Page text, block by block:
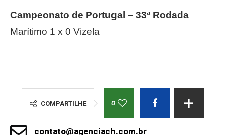
Campeonato de Portugal – 33ª Rodada
Marítimo 1 x 0 Vizela
COMPARTILHE 0
contato@agenciach.com.br